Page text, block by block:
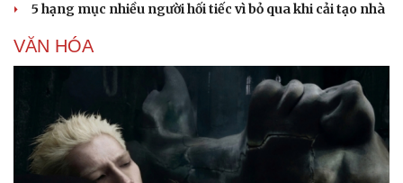
5 hạng mục nhiều người hối tiếc vì bỏ qua khi cải tạo nhà
VĂN HÓA